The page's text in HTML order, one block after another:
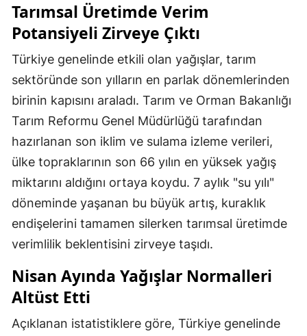
Tarımsal Üretimde Verim
Potansiyeli Zirveye Çıktı
Türkiye genelinde etkili olan yağışlar, tarım
sektöründe son yılların en parlak dönemlerinden
birinin kapısını araladı. Tarım ve Orman Bakanlığı
Tarım Reformu Genel Müdürlüğü tarafından
hazırlanan son iklim ve sulama izleme verileri,
ülke topraklarının son 66 yılın en yüksek yağış
miktarını aldığını ortaya koydu. 7 aylık "su yılı"
döneminde yaşanan bu büyük artış, kuraklık
endişelerini tamamen silerken tarımsal üretimde
verimlilik beklentisini zirveye taşıdı.
Nisan Ayında Yağışlar Normalleri
Altüst Etti
Açıklanan istatistiklere göre, Türkiye genelinde